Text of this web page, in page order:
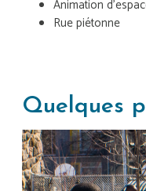
Animation
Rue piétonne
Quelques